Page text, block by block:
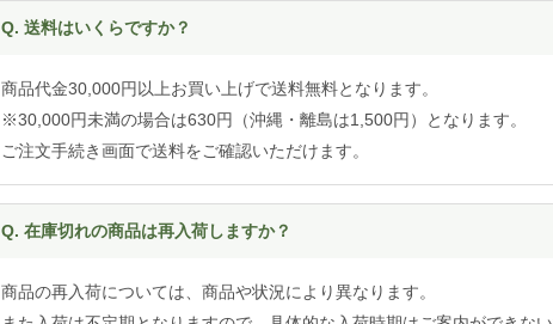
Q. 送料はいくらですか？
商品代金30,000円以上お買い上げで送料無料となります。
※30,000円未満の場合は630円（沖縄・離島は1,500円）となります。
ご注文手続き画面で送料をご確認いただけます。
Q. 在庫切れの商品は再入荷しますか？
商品の再入荷については、商品や状況により異なります。